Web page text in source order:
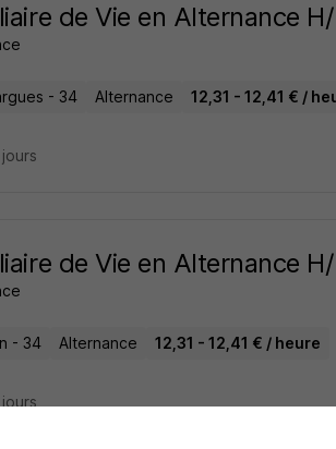
de Vie en Alternance
- 34 Alternance 12,31 - 12,41 € /
de Vie en Alternance
- 34 Alternance 12,31 - 12,41 € / heure